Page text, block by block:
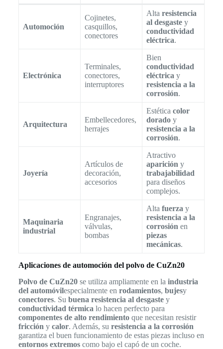
Automoción
Cojinetes,
casquillos,
conectores
Alta resistencia
al desgastey
conductividad
eléctrica.
Electrónica
Terminales,
conectores,
interruptores
Bien
conductividad
eléctrica y
resistencia a la
corrosión.
Arquitectura
Embellecedores,
herrajes
Estética color
doradoy
resistencia a la
corrosión.
Joyería
Artículos de
decoración,
accesorios
Atractivo
aparición y
trabajabilidad
para diseños
complejos.
Maquinaria
industrial
Engranajes,
válvulas,
bombas
Alta fuerza y
resistencia a la
corrosión en
piezas
mecánicas.
Aplicaciones de automoción del polvo de CuZn20
Polvo de CuZn20se utiliza ampliamente en la industria
del automóvilespecialmente en rodamientos, bujesy
conectores. Su buena resistencia al desgastey
conductividad térmica lo hacen perfecto para
componentes de alto rendimientoque necesitan resistir
fricción y calor. Además, su resistencia a la corrosión
garantiza el buen funcionamiento de estas piezas incluso en
entornos extremoscomo bajo el capó de un coche.